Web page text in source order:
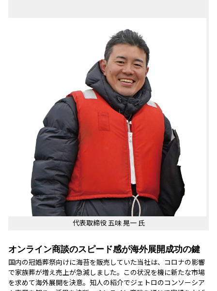
代表取締役 五味 晃一 氏
オンライン商談のスピード感が海外展開成功の鍵
国内の冠婚葬祭向けに海苔を販売していた当社は、コロナの影響
で家族葬が増え売上が急減しました。この状況を機に新たな市場
を求めて海外展開を決意。知人の紹介でジェトロのコンソーシア